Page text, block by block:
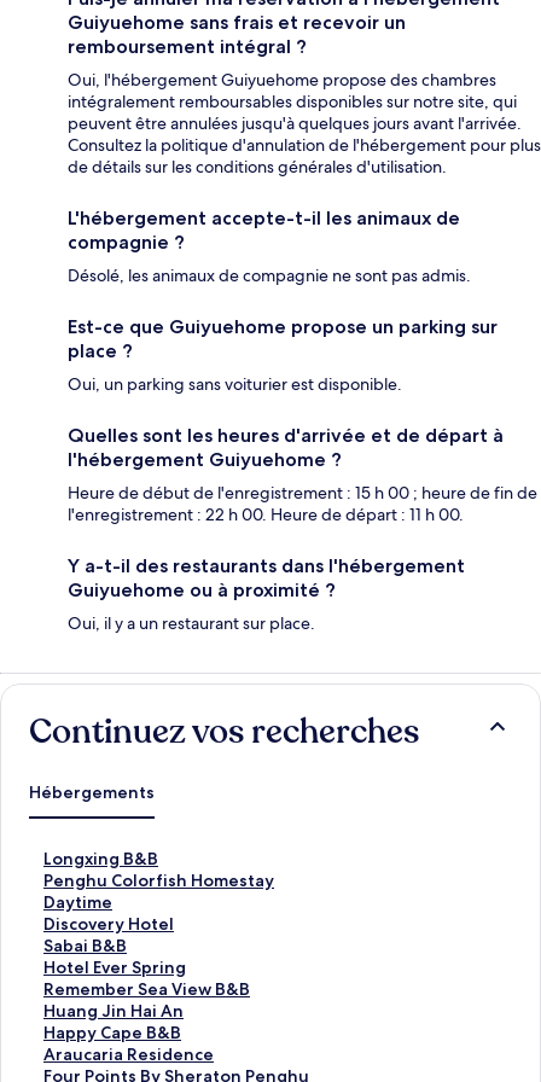
Guiyuehome sans frais et recevoir un
remboursement intégral ?
Oui, l'hébergement Guiyuehome propose des chambres
intégralement remboursables disponibles sur notre site, qui
peuvent être annulées jusqu'à quelques jours avant l'arrivée.
Consultez la politique d'annulation de l'hébergement pour plus
de détails sur les conditions générales d'utilisation.
L'hébergement accepte-t-il les animaux de
compagnie ?
Désolé, les animaux de compagnie ne sont pas admis.
Est-ce que Guiyuehome propose un parking sur
place ?
Oui, un parking sans voiturier est disponible.
Quelles sont les heures d'arrivée et de départ à
l'hébergement Guiyuehome ?
Heure de début de l'enregistrement : 15 h 00 ; heure de fin de
l'enregistrement : 22 h 00. Heure de départ : 11 h 00.
Y a-t-il des restaurants dans l'hébergement
Guiyuehome ou à proximité ?
Oui, il y a un restaurant sur place.
Continuez vos recherches
Hébergements
Longxing B&B
L
i
e
n
o
u
v
r
a
n
t
Penghu Colorfish Homestay
L
i
e
n
o
u
v
r
a
n
Daytime
L
i
e
n
o
u
v
r
a
Discovery Hotel
L
i
e
n
o
u
v
r
Sabai B&B
L
i
e
n
o
u
v
Hotel Ever Spring
L
i
e
n
o
u
Remember Sea View B&B
L
i
e
n
o
Huang Jin Hai An
L
i
e
n
Happy Cape B&B
L
i
e
Araucaria Residence
L
iFour Points By Sheraton Penghu
L